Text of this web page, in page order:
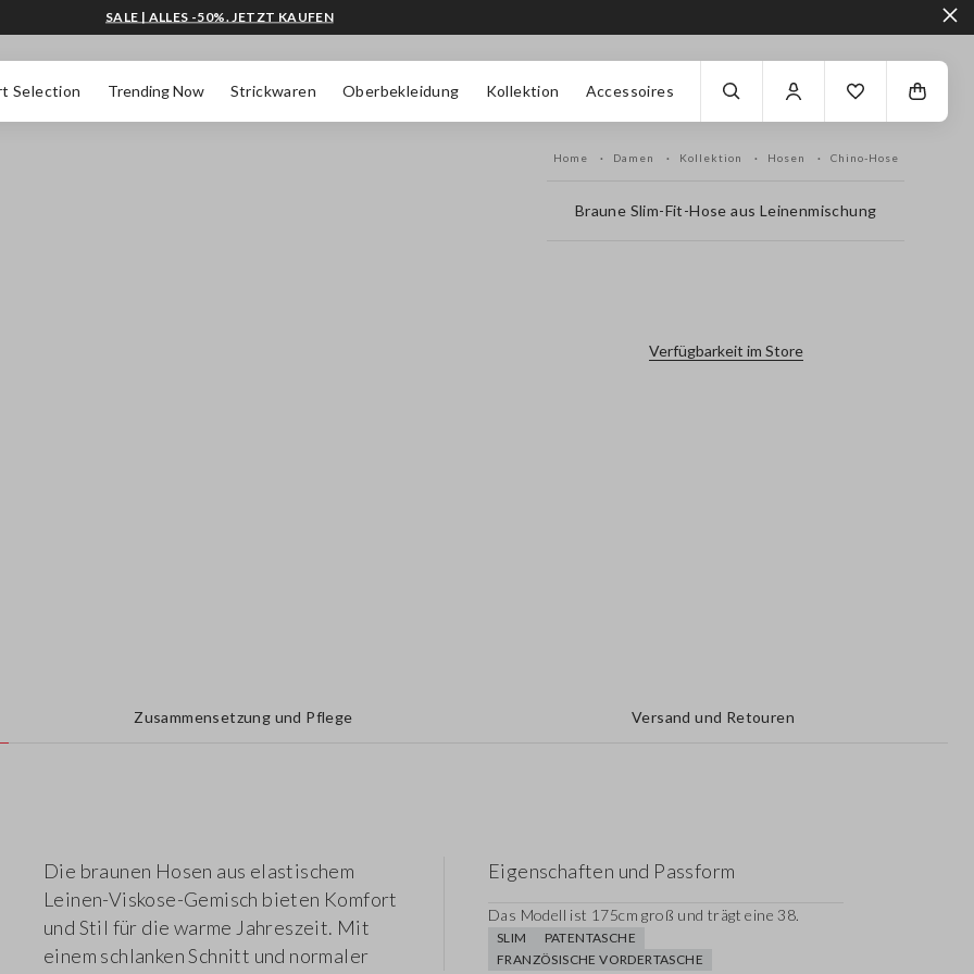
Selection Trending Now Strickwaren Oberbekleidung Kollektion Accessoires
SALE | ALLES -50%. JETZT KAUFEN
Home Damen Kollektion Hosen Chino-Hose
Braune Slim-Fit-Hose aus Leinenmischung
Verfügbarkeit im Store
Zusammensetzung und Pflege Versand und Retouren
Die braunen Hosen aus elastischem
Leinen-Viskose-Gemisch bieten Komfort
und Stil für die warme Jahreszeit. Mit
einem schlanken Schnitt und normaler
Eigenschaften und Passform
Das Modell ist 175cm groß und trägt eine 38.
SLIM
PATENTASCHE
FRANZÖSISCHE VORDERTASCHE